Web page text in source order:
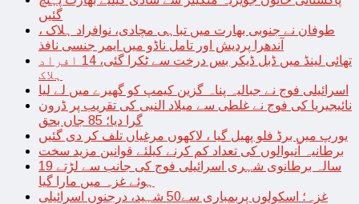
گئیں
طوفان نے جنوبی بھارت میں تباہی مچادی، نوافراد ہلاک ،
آندھرا پردیش اور تامل ناڈو میں ایمر جنسی نافذ
تھائی لینڈ میں ڈبل ڈیکر بس درخت سے ٹکرا گئی، 14 افراد
ہلاک
اسرائیلی فوج نے جبالیہ پناہ گزین کیمپ کو گھیرے میں لے لیا
نائیجیریا کی فوج نے غلطی سے میلاد النبی کی تقریب پر ڈرون
گرا دیا؛ 85 جاں بحق
یورپ میں برڈ فلو پھیل گیا ، لاکھوں مرغیاں تلف کر دی گئیں
برطانیہ آنیوالوں کی تعداد کم کرنے کیلئے قوانین مزید سخت
19 سالہ برطانوی شہری اسرائیلی فوج کی جانب سے لڑتے
ہوئے غزہ میں مارا گیا
غزہ؛ اسکولوں پربمباری سے50 شہید، درجنوں اسرائیلی